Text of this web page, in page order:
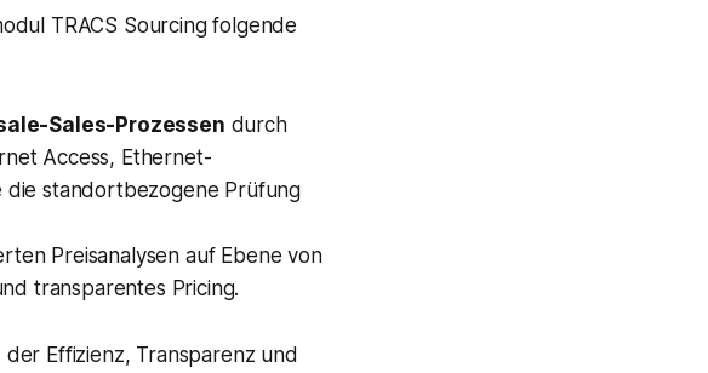
TRACS Sourcingfolgende
Sales-Prozessen durch
Access, Ethernet-
die standortbezogene Prüfung
Preisanalysen auf Ebene von
transparentes Pricing.
Effizienz, Transparenz und